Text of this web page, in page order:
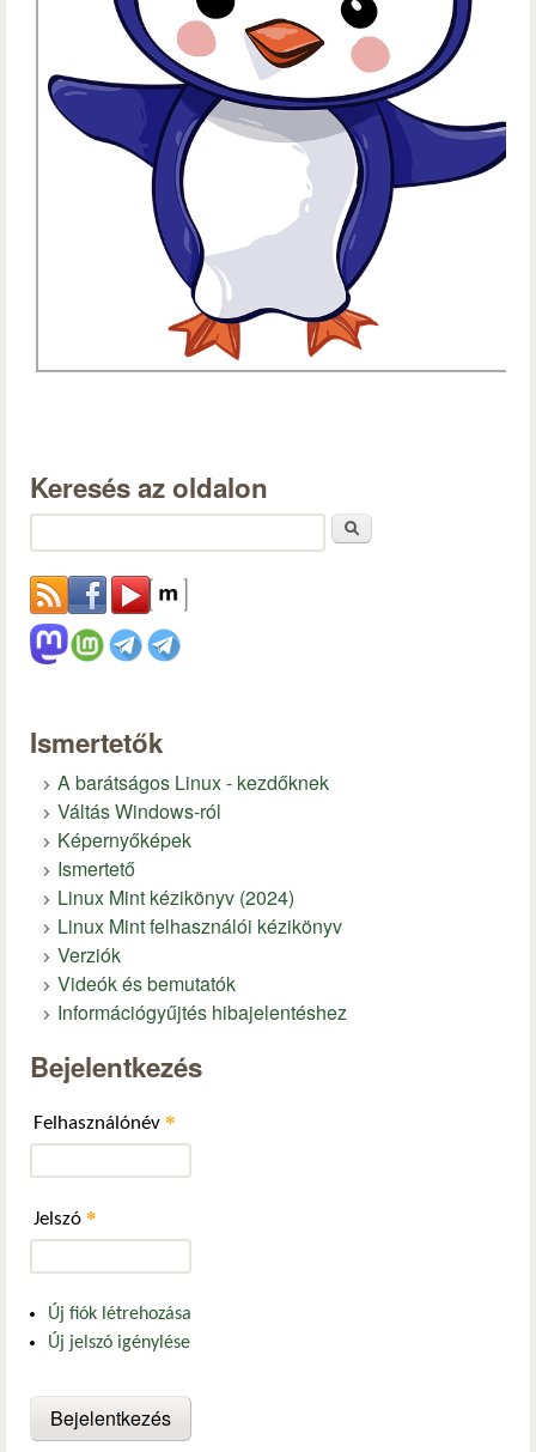
Keresés az oldalon
Ismertetők
A barátságos Linux - kezdőknek
Váltás Windows-ról
Képernyőképek
Ismertető
Linux Mint kézikönyv (2024)
Linux Mint felhasználói kézikönyv
Verziók
Videók és bemutatók
Információgyűjtés hibajelentéshez
Bejelentkezés
Felhasználónév *
Jelszó *
Új fiók létrehozása
Új jelszó igénylése